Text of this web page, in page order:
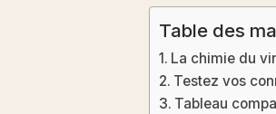
Table des
La chimie du
Testez vos
Tableau